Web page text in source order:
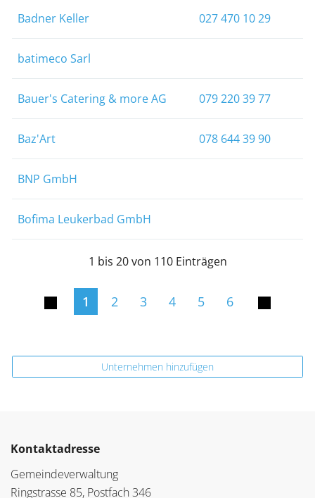
Badner Keller 027 470 10 29
batimeco Sarl
Bauer's Catering & more AG 079 220 39 77
Baz'Art 078 644 39 90
BNP GmbH
Bofima Leukerbad GmbH
1 bis 20 von 110 Einträgen
1 2 3 4 5 6
Unternehmen hinzufügen
Kontaktadresse
Gemeindeverwaltung
Ringstrasse 85, Postfach 346